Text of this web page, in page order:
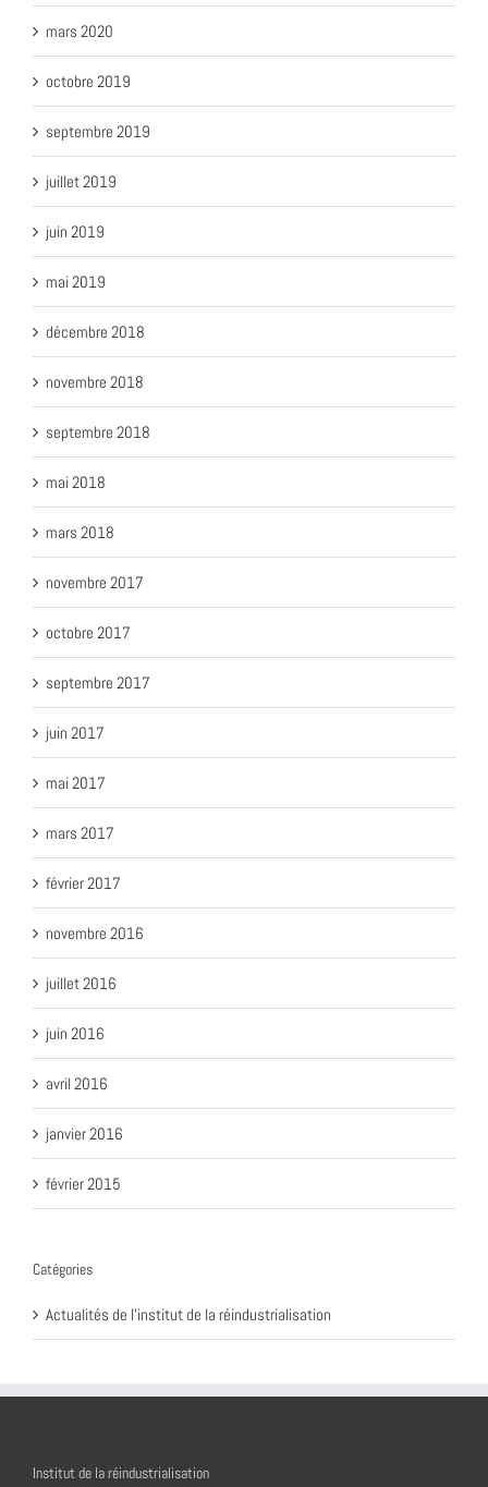
mars 2020
octobre 2019
septembre 2019
juillet 2019
juin 2019
mai 2019
décembre 2018
novembre 2018
septembre 2018
mai 2018
mars 2018
novembre 2017
octobre 2017
septembre 2017
juin 2017
mai 2017
mars 2017
février 2017
novembre 2016
juillet 2016
juin 2016
avril 2016
janvier 2016
février 2015
Catégories
Actualités de l'institut de la réindustrialisation
Institut de la réindustrialisation